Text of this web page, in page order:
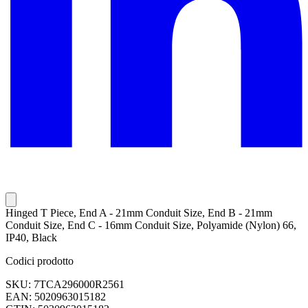
Hinged T Piece, End A - 21mm Conduit Size, End B - 21mm
Conduit Size, End C - 16mm Conduit Size, Polyamide (Nylon) 66,
IP40, Black
Codici prodotto
SKU: 7TCA296000R2561
EAN: 5020963015182